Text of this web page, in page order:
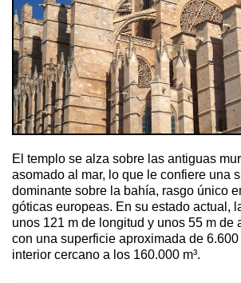
El templo se alza sobre las antiguas
asomado al mar, lo que le confiere una
dominante sobre la bahía, rasgo único
góticas europeas. En su estado actual,
unos 121 m de longitud y unos 55 m de
con una superficie aproximada de 6.600
interior cercano a los 160.000 m³.